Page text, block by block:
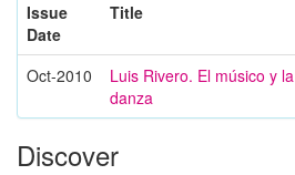
Issue
Date
Title
Oct-2010
Luis Rivero. El músico y la
danza
Discover